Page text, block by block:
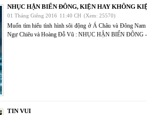
NHỤC HẬN BIỂN ĐÔNG, KIỆN HAY KHÔNG
01 Tháng Giêng 2016 11:40 CH (Xem: 25570)
Muốn tìm hiểu tình hình sôi động ở Á Châu và Đông
Ngự Chiêu và Hoàng Đỗ Vũ : NHỤC HẬN BIỂN
TIN VUI